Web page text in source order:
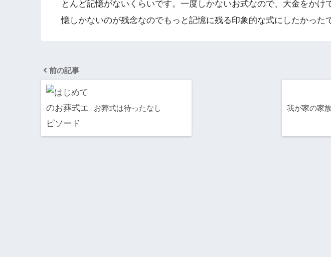
とんど記憶がないくらいです。一度しかないお式なので、大金をかけ
憶しかないのが残念なのでもっと記憶に残る印象的な式にしたかった
前の記事
お葬式は待ったなし 我が家の家